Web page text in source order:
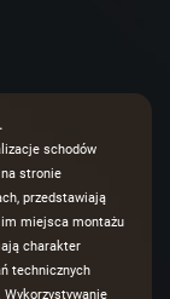
schodów
stronie
przedstawiają
im miejsca montażu
charakter
technicznych